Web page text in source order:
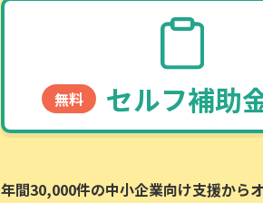
無料 セルフ補助
年間30,000件の中小企業向け支援から